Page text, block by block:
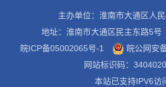
主办单位：淮南市大通区人
地址：淮南市大通区民主东路5号
皖ICP备05002065号-1
皖公网安
网站标识码：
本站已支持IPV6访